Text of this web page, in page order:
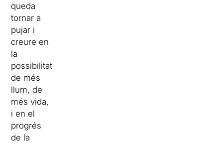
queda
tornar a
pujar i
creure en
la
possibilitat
de més
llum, de
més vida,
i en el
progrés
de la